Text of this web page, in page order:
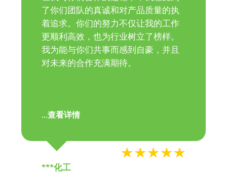
了你们团队的真诚和对产品质量的执
着追求。你们的努力不仅让我的工作
更顺利高效，也为行业树立了榜样。
我为能与你们共事而感到自豪，并且
对未来的合作充满期待。
...查看详情
***化工